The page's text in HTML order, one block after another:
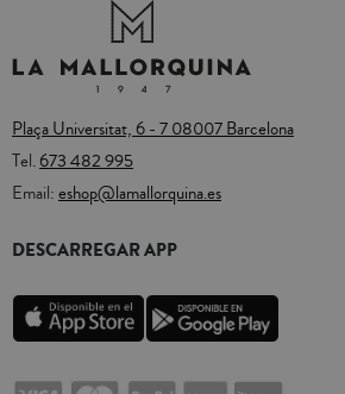
Plaça Universitat, 6 - 7 08007 Barcelona
Tel.673 482 995
Email:eshop@lamallorquina.es
DESCARREGAR APP